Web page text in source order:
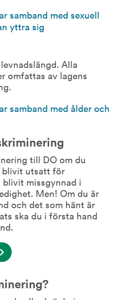
samband med sexuell
yttra sig
Alla
omfattas av lagens
samband med ålder och
till DO om du
blivit utsatt för
blivit missgynnad i
Men! Om du är
och det som hänt är
ska du i första hand